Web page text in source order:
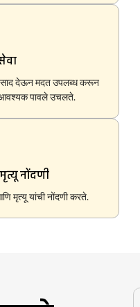
देऊन मदत उपलब्ध करून
आवश्यक पावले उचलते.
नोंदणी
मृत्यू यांची नोंदणी करते.